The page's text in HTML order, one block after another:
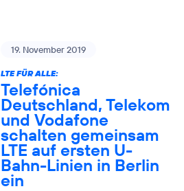
19. November 2019
LTE FÜR ALLE:
Telefónica
Deutschland, Telekom
und Vodafone
schalten gemeinsam
LTE auf ersten U-
Bahn-Linien in Berlin
ein